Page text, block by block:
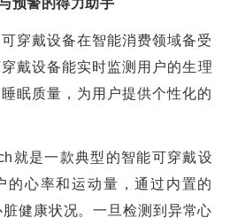
预警的得力助手
穿戴设备在智能消费领域备受
戴设备能实时监测用户的生理
眠质量，为用户提供个性化的
就是一款典型的智能可穿戴设
的心率和运动量，通过内置的
健康状况。一旦检测到异常心